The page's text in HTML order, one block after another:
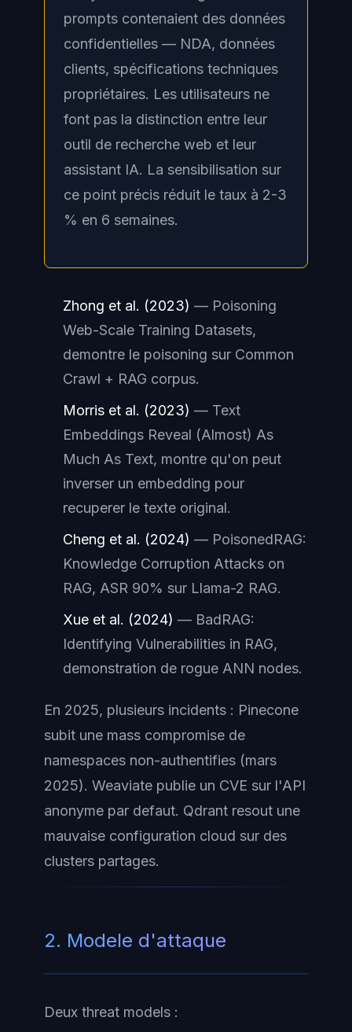
prompts contenaient des données
confidentielles — NDA, données
clients, spécifications techniques
propriétaires. Les utilisateurs ne
font pas la distinction entre leur
outil de recherche web et leur
assistant IA. La sensibilisation sur
ce point précis réduit le taux à 2-3
% en 6 semaines.
Zhong et al. (2023) — Poisoning
Web-Scale Training Datasets,
demontre le poisoning sur Common
Crawl + RAG corpus.
Morris et al. (2023) — Text
Embeddings Reveal (Almost) As
Much As Text, montre qu'on peut
inverser un embedding pour
recuperer le texte original.
Cheng et al. (2024) — PoisonedRAG:
Knowledge Corruption Attacks on
RAG, ASR 90% sur Llama-2 RAG.
Xue et al. (2024) — BadRAG:
Identifying Vulnerabilities in RAG,
demonstration de rogue ANN nodes.
En 2025, plusieurs incidents : Pinecone
subit une mass compromise de
namespaces non-authentifies (mars
2025). Weaviate publie un CVE sur l'API
anonyme par defaut. Qdrant resout une
mauvaise configuration cloud sur des
clusters partages.
2. Modele d'attaque
Deux threat models :